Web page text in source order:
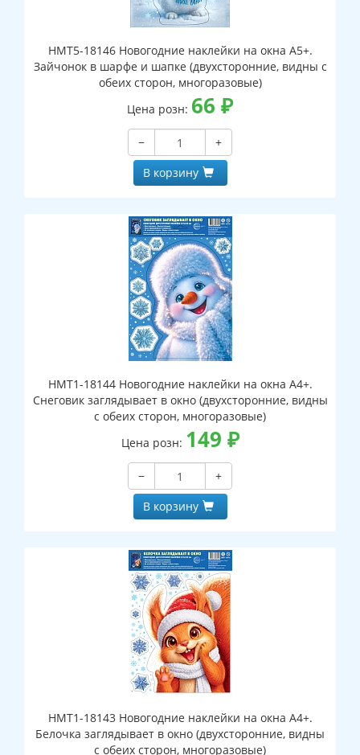
НМТ5-18146 Новогодние наклейки на окна А5+.
Зайчонок в шарфе и шапке (двухсторонние, видны с
обеих сторон, многоразовые)
Цена розн: 66 ₽
−
+
В корзину
НМТ1-18144 Новогодние наклейки на окна А4+.
Снеговик заглядывает в окно (двухсторонние, видны
с обеих сторон, многоразовые)
Цена розн: 149 ₽
−
+
В корзину
НМТ1-18143 Новогодние наклейки на окна А4+.
Белочка заглядывает в окно (двухсторонние, видны
с обеих сторон, многоразовые)